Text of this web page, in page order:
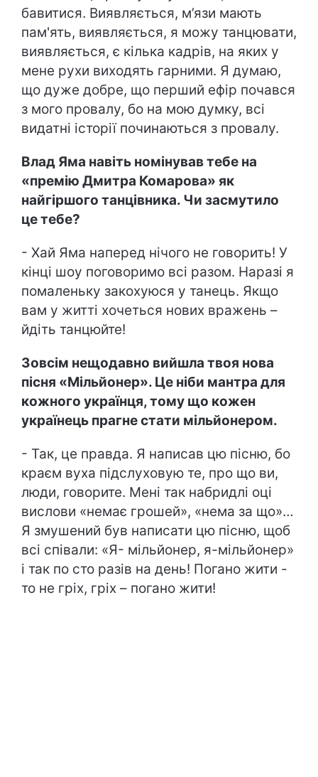
бавитися. Виявляється, м’язи мають
пам'ять, виявляється, я можу танцювати,
виявляється, є кілька кадрів, на яких у
мене рухи виходять гарними. Я думаю,
що дуже добре, що перший ефір почався
з мого провалу, бо на мою думку, всі
видатні історії починаються з провалу.
Влад Яма навіть номінував тебе на
«премію Дмитра Комарова» як
найгіршого танцівника. Чи засмутило
це тебе?
- Хай Яма наперед нічого не говорить! У
кінці шоу поговоримо всі разом. Наразі я
помаленьку закохуюся у танець. Якщо
вам у житті хочеться нових вражень –
йдіть танцюйте!
Зовсім нещодавно вийшла твоя нова
пісня «Мільйонер». Це ніби мантра для
кожного українця, тому що кожен
українець прагне стати мільйонером.
- Так, це правда. Я написав цю пісню, бо
краєм вуха підслуховую те, про що ви,
люди, говорите. Мені так набридлі оці
вислови «немає грошей», «нема за що»…
Я змушений був написати цю пісню, щоб
всі співали: «Я- мільйонер, я-мільйонер»
і так по сто разів на день! Погано жити -
то не гріх, гріх – погано жити!